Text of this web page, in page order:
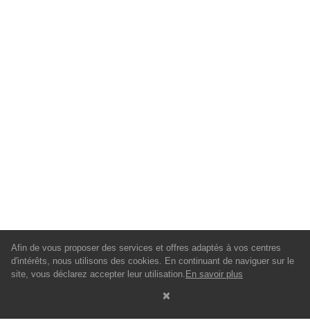
Afin de vous proposer des services et offres adaptés à vos centres
d'intérêts, nous utilisons des cookies. En continuant de naviguer sur le
site, vous déclarez accepter leur utilisation. En savoir plus